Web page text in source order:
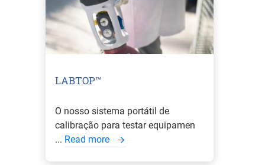
LABTOP™
O nosso sistema portátil de
calibração para testar equipamen
... Read more